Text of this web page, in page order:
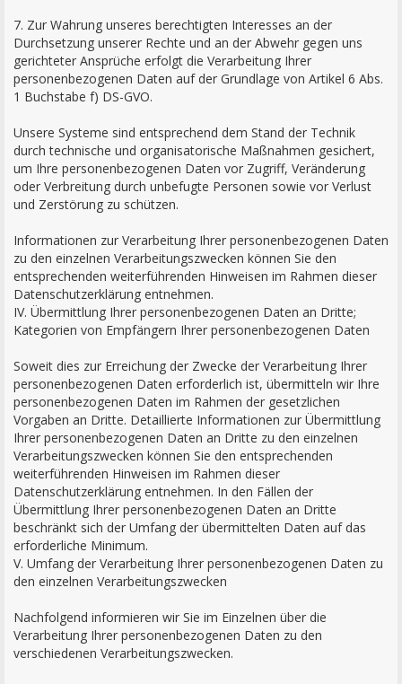
7. Zur Wahrung unseres berechtigten Interesses an der
Durchsetzung unserer Rechte und an der Abwehr gegen uns
gerichteter Ansprüche erfolgt die Verarbeitung Ihrer
personenbezogenen Daten auf der Grundlage von Artikel 6 Abs.
1 Buchstabe f) DS-GVO.
Unsere Systeme sind entsprechend dem Stand der Technik
durch technische und organisatorische Maßnahmen gesichert,
um Ihre personenbezogenen Daten vor Zugriff, Veränderung
oder Verbreitung durch unbefugte Personen sowie vor Verlust
und Zerstörung zu schützen.
Informationen zur Verarbeitung Ihrer personenbezogenen Daten
zu den einzelnen Verarbeitungszwecken können Sie den
entsprechenden weiterführenden Hinweisen im Rahmen dieser
Datenschutzerklärung entnehmen.
IV. Übermittlung Ihrer personenbezogenen Daten an Dritte;
Kategorien von Empfängern Ihrer personenbezogenen Daten
Soweit dies zur Erreichung der Zwecke der Verarbeitung Ihrer
personenbezogenen Daten erforderlich ist, übermitteln wir Ihre
personenbezogenen Daten im Rahmen der gesetzlichen
Vorgaben an Dritte. Detaillierte Informationen zur Übermittlung
Ihrer personenbezogenen Daten an Dritte zu den einzelnen
Verarbeitungszwecken können Sie den entsprechenden
weiterführenden Hinweisen im Rahmen dieser
Datenschutzerklärung entnehmen. In den Fällen der
Übermittlung Ihrer personenbezogenen Daten an Dritte
beschränkt sich der Umfang der übermittelten Daten auf das
erforderliche Minimum.
V. Umfang der Verarbeitung Ihrer personenbezogenen Daten zu
den einzelnen Verarbeitungszwecken
Nachfolgend informieren wir Sie im Einzelnen über die
Verarbeitung Ihrer personenbezogenen Daten zu den
verschiedenen Verarbeitungszwecken.